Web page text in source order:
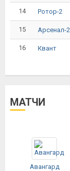
14 Ротор-2
15 Арсенал-2
16 Квант
МАТЧИ
Авангард